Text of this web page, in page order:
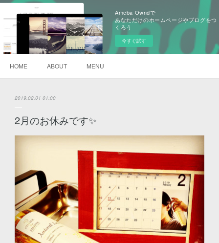
Ameba Owndで
あなただけのホームページやブログをつ
くろう
今すぐ試す
HOME ABOUT MENU
2019.02.01 01:00
2月のお休みです✨